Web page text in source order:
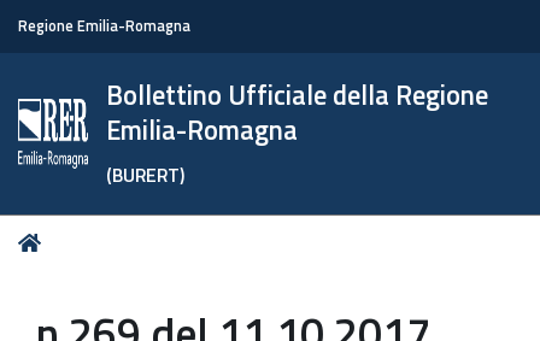
Regione Emilia-Romagna
Bollettino Ufficiale della Regione
Emilia-Romagna
(BURERT)
Tu